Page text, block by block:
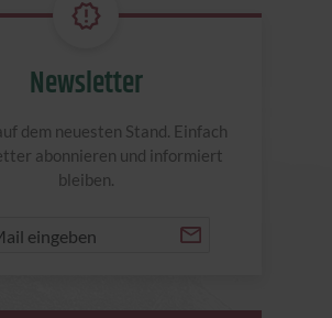
Newsletter
dem neuesten Stand. Einfach
abonnieren und informiert
bleiben.